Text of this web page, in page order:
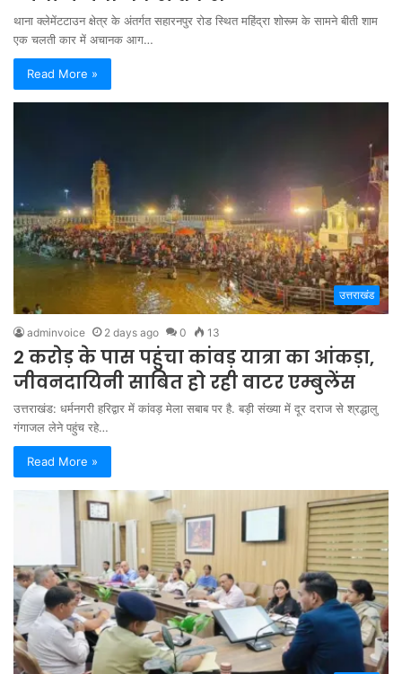
थाना क्लेमेंटटाउन क्षेत्र के अंतर्गत सहारनपुर रोड स्थित महिंद्रा शोरूम के सामने बीती शाम
एक चलती कार में अचानक आग…
Read More »
उत्तराखंड
adminvoice 2 days ago 0 13
2 करोड़ के पास पहुंचा कांवड़ यात्रा का आंकड़ा,
जीवनदायिनी साबित हो रही वाटर एम्बुलेंस
उत्तराखंड: धर्मनगरी हरिद्वार में कांवड़ मेला सबाब पर है. बड़ी संख्या में दूर दराज से श्रद्धालु
गंगाजल लेने पहुंच रहे…
Read More »